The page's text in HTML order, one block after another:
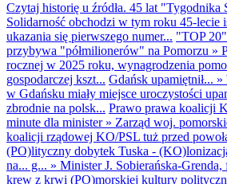
Czytaj historię u źródła. 45 lat "Tygodnika
Solidarność obchodzi w tym roku 45-lecie
ukazania się pierwszego numer... "TOP
przybywa "półmilionerów" na Pomorzu »
rocznej w 2025 roku, wynagrodzenia
gospodarczej kszt... Gdańsk upamiętnił... »
w Gdańsku miały miejsce uroczystości
zbrodnie na polsk... Prawo prawa koalicji
minute dla minister» Zarząd woj.
koalicji rządowej KO/PSL tuż przed
(PO)lityczny dobytek Tuska -
na... g... » Minister J. Sobierańska-
krew z krwi (PO)morskiej kultury